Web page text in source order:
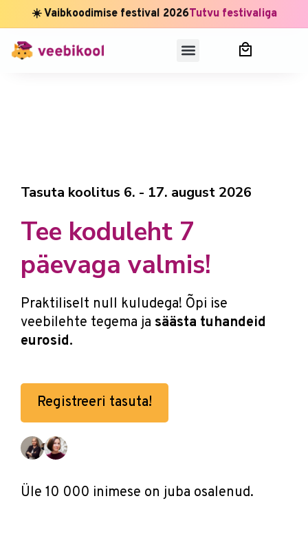
☀️ Vaibkoodimise festival 2026Tutvu festivaliga
Tasuta koolitus 6. - 17. august 2026
Tee koduleht 7
päevaga valmis!
Praktiliselt null kuludega! Õpi ise
veebilehte tegema ja säästa tuhandeid
eurosid.
Registreeri tasuta!
Üle 10 000 inimese on juba osalenud.